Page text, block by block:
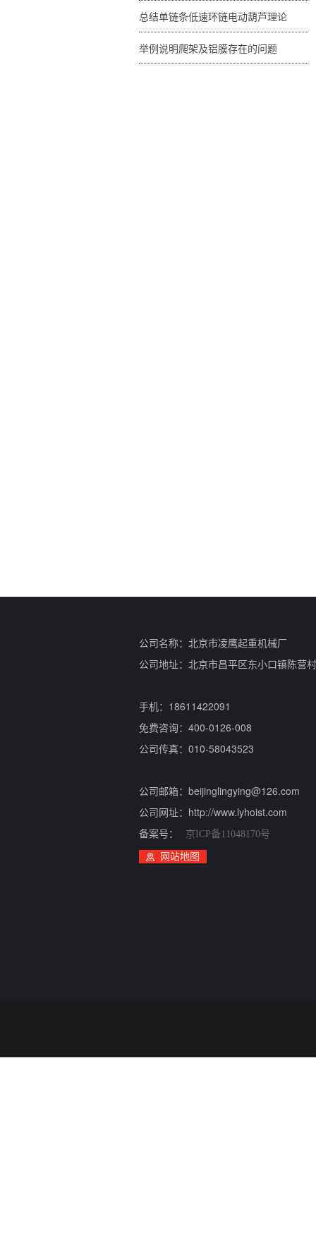
总结单链条低速环链电动葫芦理论
举例说明爬架及铝膜存在的问题
公司名称：北京市凌鹰起重机械厂
公司地址：北京市昌平区东小口镇陈营村
手机：18611422091
免费咨询：400-0126-008
公司传真：010-58043523
公司邮箱：beijinglingying@126.com
公司网址：http://www.lyhoist.com
备案号：
京ICP备11048170号
网站地图